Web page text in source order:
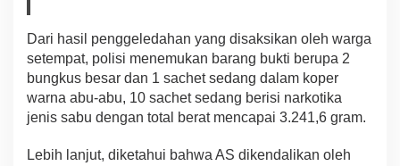
Dari hasil penggeledahan yang disaksikan oleh warga
setempat, polisi menemukan barang bukti berupa 2
bungkus besar dan 1 sachet sedang dalam koper
warna abu-abu, 10 sachet sedang berisi narkotika
jenis sabu dengan total berat mencapai 3.241,6 gram.
Lebih lanjut, diketahui bahwa AS dikendalikan oleh